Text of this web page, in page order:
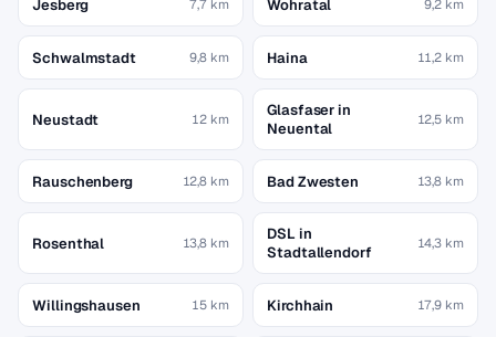
Jesberg 7,7 km Wohratal 9,2 km
Schwalmstadt 9,8 km Haina 11,2 km
Neustadt 12 km
Glasfaser in
Neuental
12,5 km
Rauschenberg 12,8 km Bad Zwesten 13,8 km
Rosenthal 13,8 km
DSL in
Stadtallendorf
14,3 km
Willingshausen 15 km Kirchhain 17,9 km